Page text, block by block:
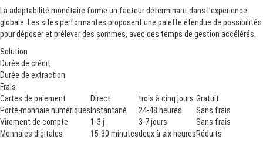
La adaptabilité monétaire forme un facteur déterminant dans l’expérience
globale. Les sites performantes proposent une palette étendue de possibilités
pour déposer et prélever des sommes, avec des temps de gestion accélérés.
Solution
Durée de crédit
Durée de extraction
Frais
Cartes de paiement
Direct trois à cinq jours Gratuit
Porte-monnaie numériques Instantané 24-48 heures
Sans frais
Virement de compte
1-3 j 3-7 jours
Sans frais
Monnaies digitales
15-30 minutesdeux à six heuresRéduits